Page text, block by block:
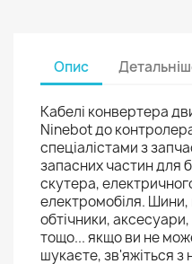
Опис
Кабелі конвертера
Ninebot до
спеціалістами з
запасних частин для
скутера,
електромобіля. Шини,
обтічники,
тощо... якщо ви не
шукаєте, зв'яжіться